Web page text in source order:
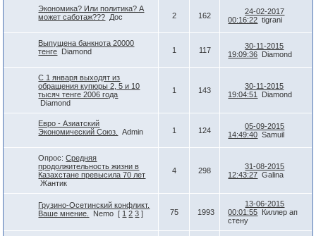
Экономика? Или политика? А
может саботаж??? Дос 2 162
24-02-2017
00:16:22 tigrani
Выпущена банкнота 20000
тенге
Diamond 1 117
30-11-2015
19:09:36
Diamond
С 1 января выходят из
обращения купюры 2, 5 и 10
тысяч тенге 2006 года
Diamond
1 143
30-11-2015
19:04:51
Diamond
Евро - Азиатский
Экономический Союз.
Admin 1 124
05-09-2015
14:49:40 Samuil
Опрос: Средняя
продолжительность жизни в
Казахстане превысила 70 лет
Жантик
4 298
31-08-2015
12:43:27 Galina
Грузино-Осетинский конфликт.
Ваше мнение.
Nemo [ 1 2 3 ] 75 1993
13-06-2015
00:01:55
Киллер ап
стену